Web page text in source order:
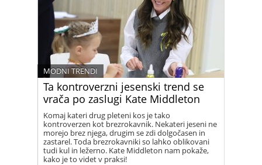
Ta kontroverzni jesenski trend se
vrača po zaslugi Kate Middleton
MODNI TRENDI
Komaj kateri drug pleteni kos je tako
kontroverzen kot brezrokavnik. Nekateri jeseni ne
morejo brez njega, drugim se zdi dolgočasen in
zastarel. Toda brezrokavniki so lahko oblikovani
tudi kul in ležerno. Kate Middleton nam pokaže,
kako je to videt v praksi!